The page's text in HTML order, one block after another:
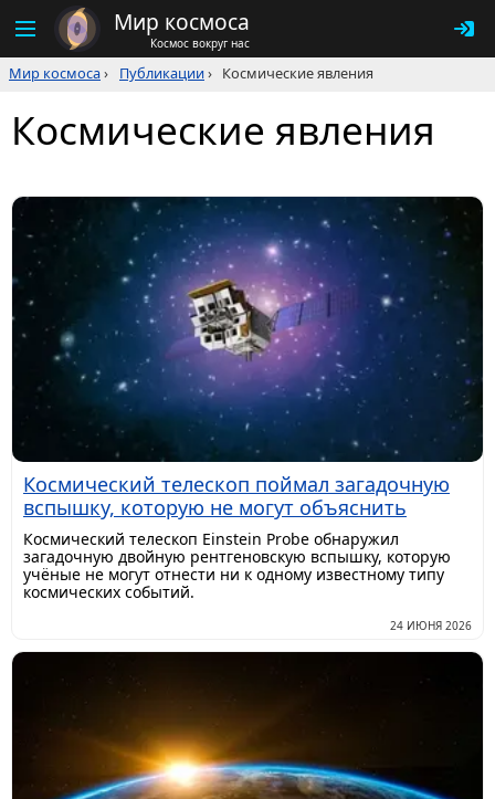
Мир космоса
Космос вокруг нас
Мир космоса› Публикации› Космические явления
Космические явления
Космический телескоп поймал загадочную
вспышку, которую не могут объяснить
Космический телескоп Einstein Probe обнаружил
загадочную двойную рентгеновскую вспышку, которую
учёные не могут отнести ни к одному известному типу
космических событий.
24 ИЮНЯ 2026